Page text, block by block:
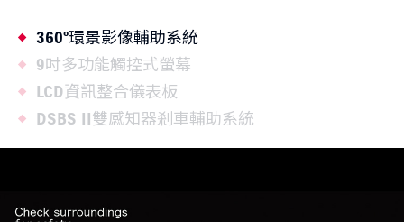
360°環景影像輔助系統
9吋多功能觸控式螢幕
LCD資訊整合儀表板
DSBS II雙感知器剎車輔助系統